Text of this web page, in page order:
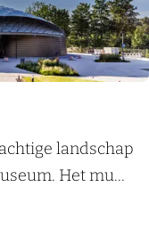
landschap
Het mu...